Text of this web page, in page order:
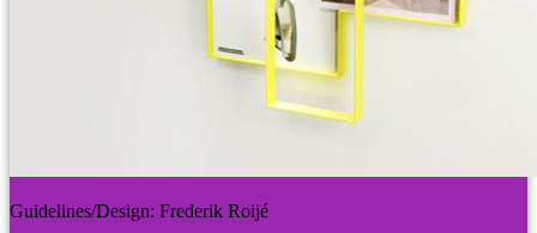
Guidelines/Design: Frederik Roijé